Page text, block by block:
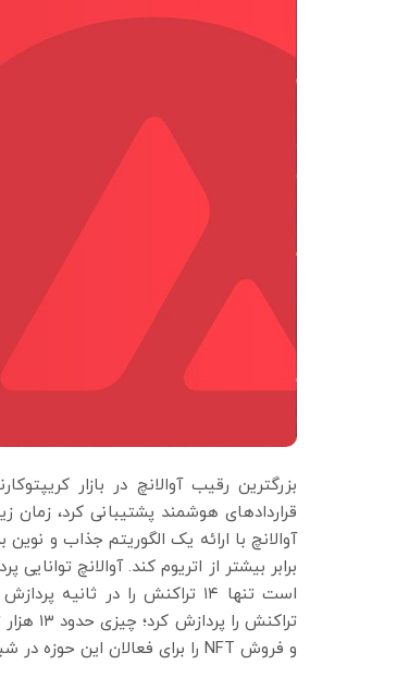
بزرگترین رقیب آوالانچ در بازار
قراردادهای هوشمند پشتیبانی کرد،
آوالانچ با ارائه یک الگوریتم جذاب و
و فروش NFT را برای فعالان این حوزه در شبکه آوالانچ محبوب‌تر کرده است.